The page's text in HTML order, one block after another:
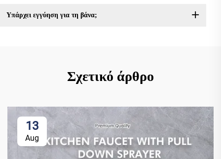
Υπάρχει εγγύηση για τη βάνα;
Σχετικό άρθρο
13
Aug